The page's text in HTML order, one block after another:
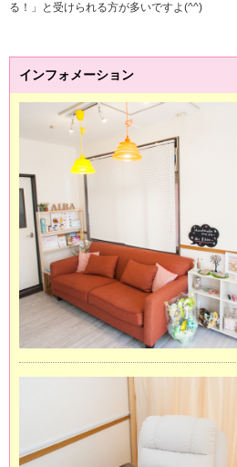
る！」と受けられる方が多いですよ(^^)
インフォメーション